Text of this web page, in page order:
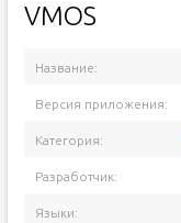
VMOS
Название:
Версия приложения:
Категория:
Разработчик:
Языки: